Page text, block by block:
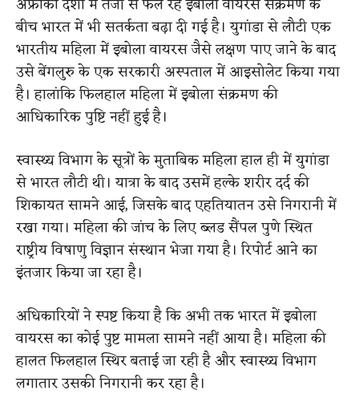
बीच भारत में भी सतर्कता बढ़ा दी गई है। युगांडा से लौटी एक
भारतीय महिला में इबोला वायरस जैसे लक्षण पाए जाने के बाद
उसे बेंगलुरु के एक सरकारी अस्पताल में आइसोलेट किया गया
है। हालांकि फिलहाल महिला में इबोला संक्रमण की
आधिकारिक पुष्टि नहीं हुई है।
स्वास्थ्य विभाग के सूत्रों के मुताबिक महिला हाल ही में युगांडा
से भारत लौटी थी। यात्रा के बाद उसमें हल्के शरीर दर्द की
शिकायत सामने आई, जिसके बाद एहतियातन उसे निगरानी में
रखा गया। महिला की जांच के लिए ब्लड सैंपल पुणे स्थित
राष्ट्रीय विषाणु विज्ञान संस्थान भेजा गया है। रिपोर्ट आने का
इंतजार किया जा रहा है।
अधिकारियों ने स्पष्ट किया है कि अभी तक भारत में इबोला
वायरस का कोई पुष्ट मामला सामने नहीं आया है। महिला की
हालत फिलहाल स्थिर बताई जा रही है और स्वास्थ्य विभाग
लगातार उसकी निगरानी कर रहा है।